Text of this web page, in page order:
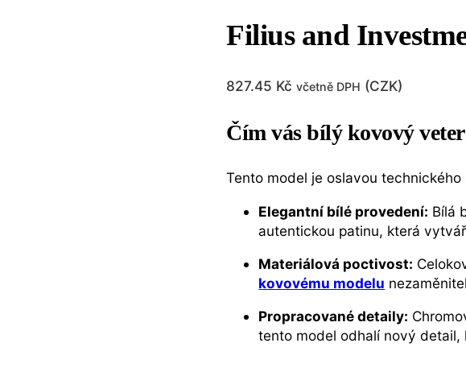
Filius and
827.45 Kč včetně DPH (CZK)
Čím vás bílý kovový
Tento model je oslavou
Elegantní bílé provedení: Bílá
autentickou patinu, která
Materiálová poctivost:
kovovému modelu
Propracované detaily:
tento model odhalí nový